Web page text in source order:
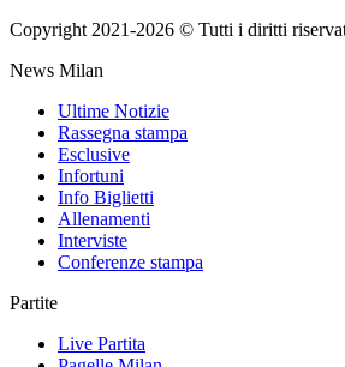
Copyright 2021-2026 © Tutti i diritti
News Milan
Ultime Notizie
Rassegna stampa
Esclusive
Infortuni
Info Biglietti
Allenamenti
Interviste
Conferenze stampa
Partite
Live Partita